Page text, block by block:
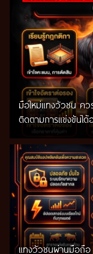
มือใหม่แทงวัวชน ควร
ติดตามการแข่งขันไ
แทงวัวชนผ่านมือถือ